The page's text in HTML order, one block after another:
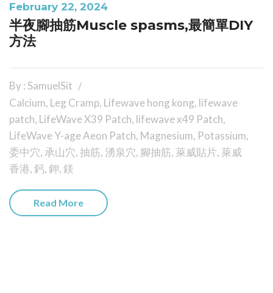
February 22, 2024
半夜腳抽筋Muscle spasms,最簡單DIY
方法
By : SamuelSit
Calcium, Leg Cramp, Lifewave hong kong, lifewave
patch, LifeWave X39 Patch, lifewave x49 Patch,
LifeWave Y-age Aeon Patch, Magnesium, Potassium,
委中穴,承山穴,抽筋, 湧泉穴, 腳抽筋,萊威貼片,萊威
香港,鈣,鉀,鎂
Read More